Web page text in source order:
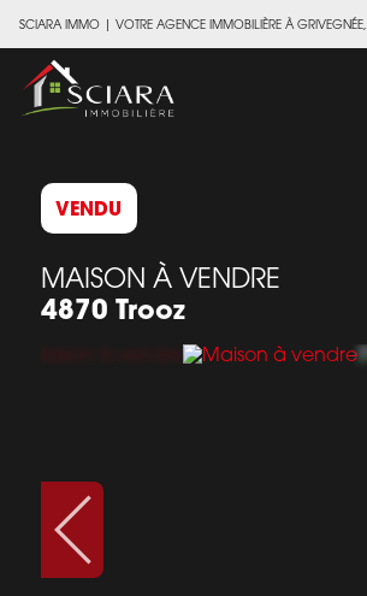
SCIARA IMMO | VOTRE AGENCE IMMOBILIÈRE À
VENDU
MAISON À VENDRE
4870 Trooz